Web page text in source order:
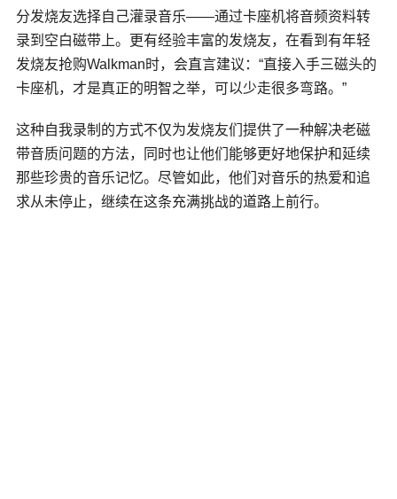
分发烧友选择自己灌录音乐——通过卡座机将音频资料转
录到空白磁带上。更有经验丰富的发烧友，在看到有年轻
发烧友抢购Walkman时，会直言建议：“直接入手三磁头的
卡座机，才是真正的明智之举，可以少走很多弯路。”
这种自我录制的方式不仅为发烧友们提供了一种解决老磁
带音质问题的方法，同时也让他们能够更好地保护和延续
那些珍贵的音乐记忆。尽管如此，他们对音乐的热爱和追
求从未停止，继续在这条充满挑战的道路上前行。